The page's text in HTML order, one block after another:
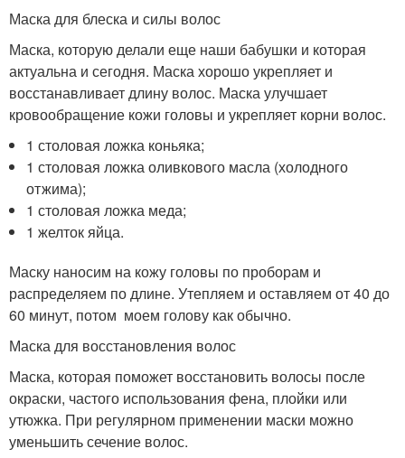
Маска для блеска и силы волос
Маска, которую делали еще наши бабушки и которая
актуальна и сегодня. Маска хорошо укрепляет и
восстанавливает длину волос. Маска улучшает
кровообращение кожи головы и укрепляет корни волос.
1 столовая ложка коньяка;
1 столовая ложка оливкового масла (холодного
отжима);
1 столовая ложка меда;
1 желток яйца.
Маску наносим на кожу головы по проборам и
распределяем по длине. Утепляем и оставляем от 40 до
60 минут, потом моем голову как обычно.
Маска для восстановления волос
Маска, которая поможет восстановить волосы после
окраски, частого использования фена, плойки или
утюжка. При регулярном применении маски можно
уменьшить сечение волос.